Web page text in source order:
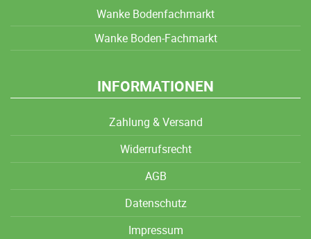
Wanke Bodenfachmarkt
Wanke Boden-Fachmarkt
INFORMATIONEN
Zahlung & Versand
Widerrufsrecht
AGB
Datenschutz
Impressum